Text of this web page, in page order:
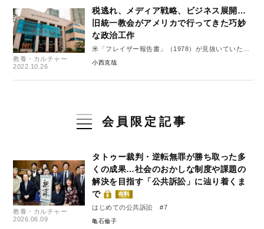
教養・カルチャー
2022.10.26
税逃れ、メディア戦略、ビジネス展開…
旧統一教会がアメリカで行ってきた巧妙
な政治工作
米「フレイザー報告書」（1978）が見抜いていた宗
教カルトの本質
小西克哉
会員限定記事
教養・カルチャー
2026.06.09
タトゥー裁判・逆転無罪が勝ち取った多
くの成果…社会のおかしな制度や課題の
解決を目指す「公共訴訟」に辿り着くま
で
有料
はじめての公共訴訟 #7
亀石倫子